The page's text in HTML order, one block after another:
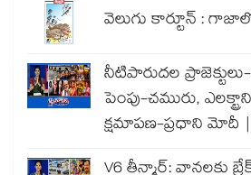
వెలుగు కార్టూన్ :
నీటిపారుదల
పెంపు-చమురు,
క్షమాపణ-ప్రధాని మోదీ |